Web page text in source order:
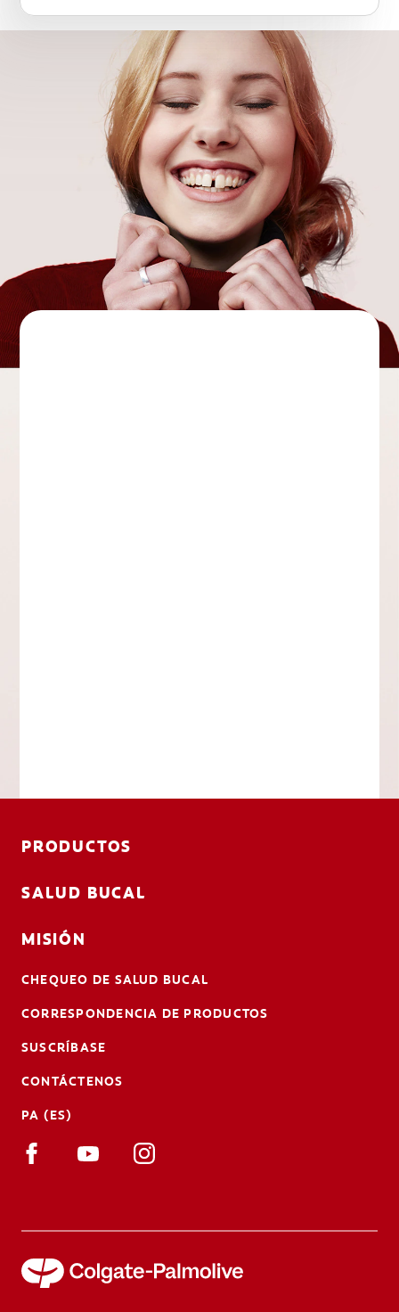
PRODUCTOS
SALUD BUCAL
MISIÓN
CHEQUEO DE SALUD BUCAL
CORRESPONDENCIA DE PRODUCTOS
SUSCRÍBASE
CONTÁCTENOS
PA (ES)